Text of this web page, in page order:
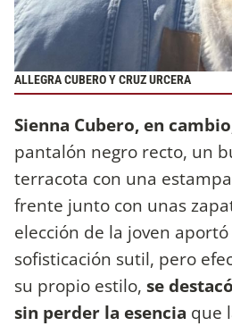
ALLEGRA CUBERO Y CRUZ URCERA
Sienna Cubero, en
pantalón negro recto, un
terracota con una
frente junto con unas
elección de la joven
sofisticación sutil, pero
su propio estilo, se
sin perder la esencia que